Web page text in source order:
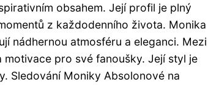
obsahem. Její profil je plný
z každodenního života. Monika
nádhernou atmosféru a eleganci. Mezi
pro své fanoušky. Její styl je
Sledování Moniky Absolonové na